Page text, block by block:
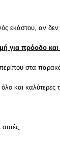
εκάστου, αν
για πρόοδο
περίπου στα
και καλύτερες
αυτές;